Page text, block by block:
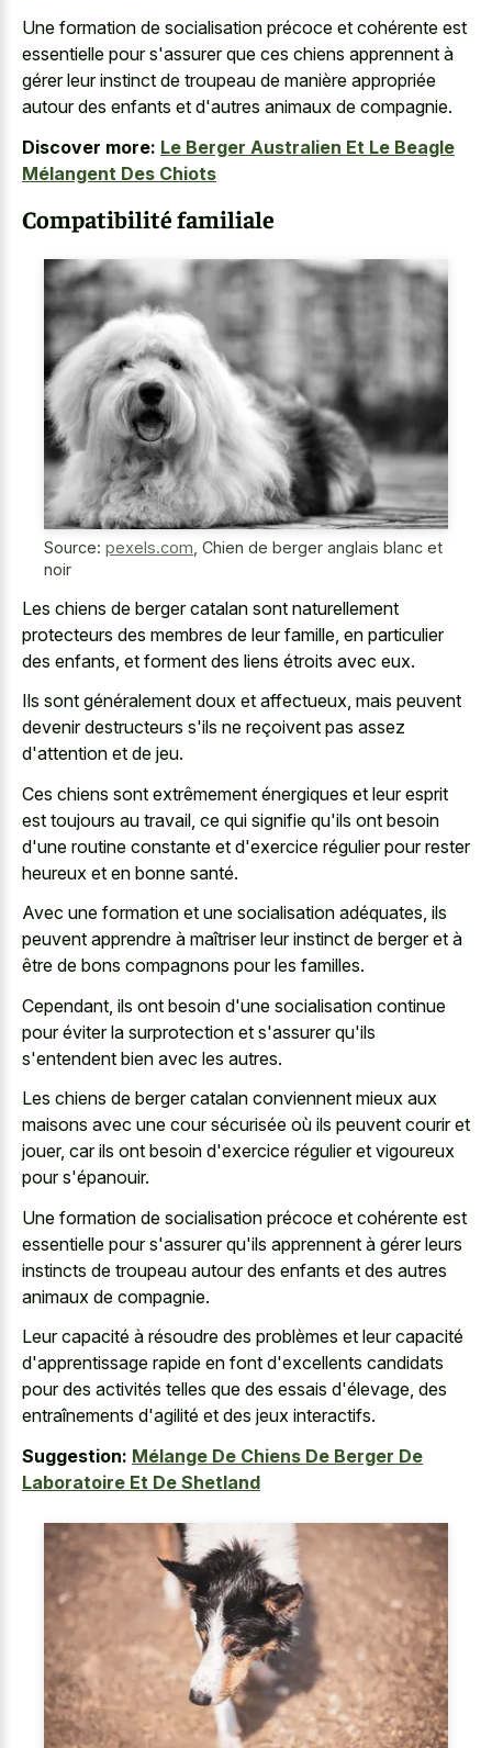
Une formation de socialisation précoce et cohérente est
essentielle pour s'assurer que ces chiens apprennent à
gérer leur instinct de troupeau de manière appropriée
autour des enfants et d'autres animaux de compagnie.
Discover more: Le Berger Australien Et Le Beagle
Mélangent Des Chiots
Compatibilité familiale
Source: pexels.com Chien de berger anglais blanc et
noir
Les chiens de berger catalan sont naturellement
protecteurs des membres de leur famille, en particulier
des enfants, et forment des liens étroits avec eux.
Ils sont généralement doux et affectueux, mais peuvent
devenir destructeurs s'ils ne reçoivent pas assez
d'attention et de jeu.
Ces chiens sont extrêmement énergiques et leur esprit
est toujours au travail, ce qui signifie qu'ils ont besoin
d'une routine constante et d'exercice régulier pour rester
heureux et en bonne santé.
Avec une formation et une socialisation adéquates, ils
peuvent apprendre à maîtriser leur instinct de berger et à
être de bons compagnons pour les familles.
Cependant, ils ont besoin d'une socialisation continue
pour éviter la surprotection et s'assurer qu'ils
s'entendent bien avec les autres.
Les chiens de berger catalan conviennent mieux aux
maisons avec une cour sécurisée où ils peuvent courir et
jouer, car ils ont besoin d'exercice régulier et vigoureux
pour s'épanouir.
Une formation de socialisation précoce et cohérente est
essentielle pour s'assurer qu'ils apprennent à gérer leurs
instincts de troupeau autour des enfants et des autres
animaux de compagnie.
Leur capacité à résoudre des problèmes et leur capacité
d'apprentissage rapide en font d'excellents candidats
pour des activités telles que des essais d'élevage, des
entraînements d'agilité et des jeux interactifs.
Suggestion: Mélange De Chiens De Berger De
Laboratoire Et De Shetland